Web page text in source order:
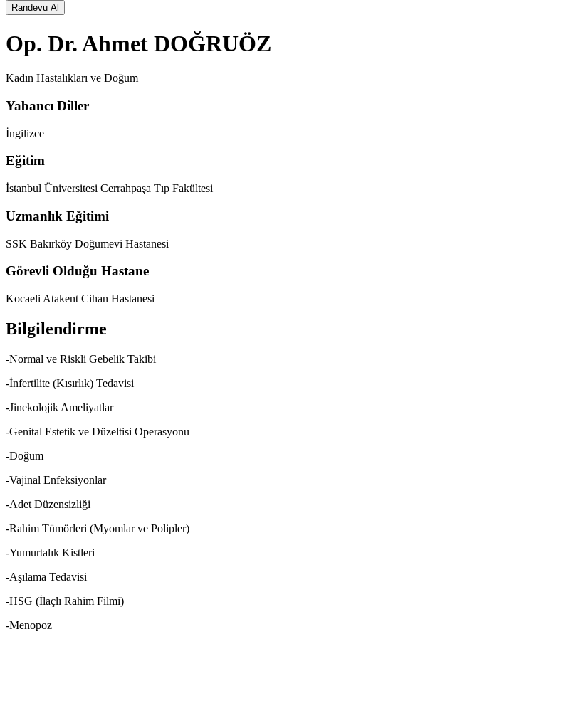
Randevu Al
Op. Dr. Ahmet DOĞRUÖZ
Kadın Hastalıkları ve Doğum
Yabancı Diller
İngilizce
Eğitim
İstanbul Üniversitesi Cerrahpaşa Tıp Fakültesi
Uzmanlık Eğitimi
SSK Bakırköy Doğumevi Hastanesi
Görevli Olduğu Hastane
Kocaeli Atakent Cihan Hastanesi
Bilgilendirme
-Normal ve Riskli Gebelik Takibi
-İnfertilite (Kısırlık) Tedavisi
-Jinekolojik Ameliyatlar
-Genital Estetik ve Düzeltisi Operasyonu
-Doğum
-Vajinal Enfeksiyonlar
-Adet Düzensizliği
-Rahim Tümörleri (Myomlar ve Polipler)
-Yumurtalık Kistleri
-Aşılama Tedavisi
-HSG (İlaçlı Rahim Filmi)
-Menopoz